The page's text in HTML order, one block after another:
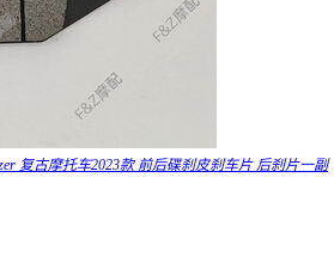
复古摩托车2023款 前后碟刹皮刹车片 后刹片一副